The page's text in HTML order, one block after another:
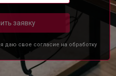
заявку
даю свое согласие на обработку